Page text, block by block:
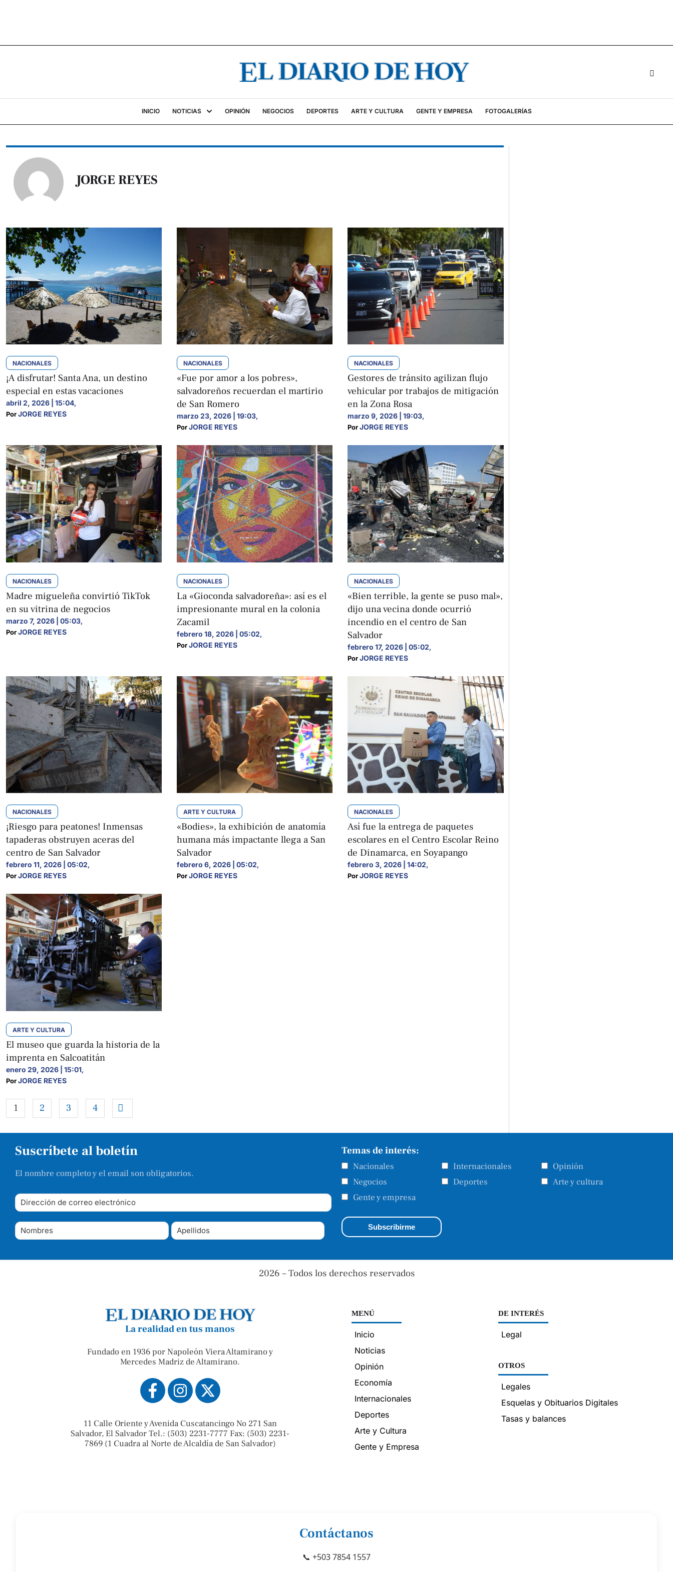
INICIO NOTICIAS OPINIÓN NEGOCIOS DEPORTES ARTE Y CULTURA GENTE Y EMPRESA FOTOGALERÍAS
JORGE REYES
NACIONALES
¡A disfrutar! Santa Ana, un destino
especial en estas vacaciones
abril 2, 2026 | 15:04,
Por JORGE REYES
NACIONALES
«Fue por amor a los pobres»,
salvadoreños recuerdan el martirio
de San Romero
marzo 23, 2026 | 19:03,
Por JORGE REYES
NACIONALES
Gestores de tránsito agilizan flujo
vehicular por trabajos de mitigación
en la Zona Rosa
marzo 9, 2026 | 19:03,
Por JORGE REYES
NACIONALES
Madre migueleña convirtió TikTok
en su vitrina de negocios
marzo 7, 2026 | 05:03,
Por JORGE REYES
NACIONALES
La «Gioconda salvadoreña»: así es el
impresionante mural en la colonia
Zacamil
febrero 18, 2026 | 05:02,
Por JORGE REYES
NACIONALES
«Bien terrible, la gente se puso mal»,
dijo una vecina donde ocurrió
incendio en el centro de San
Salvador
febrero 17, 2026 | 05:02,
Por JORGE REYES
NACIONALES
¡Riesgo para peatones! Inmensas
tapaderas obstruyen aceras del
centro de San Salvador
febrero 11, 2026 | 05:02,
Por JORGE REYES
ARTE Y CULTURA
«Bodies», la exhibición de anatomía
humana más impactante llega a San
Salvador
febrero 6, 2026 | 05:02,
Por JORGE REYES
NACIONALES
Así fue la entrega de paquetes
escolares en el Centro Escolar Reino
de Dinamarca, en Soyapango
febrero 3, 2026 | 14:02,
Por JORGE REYES
ARTE Y CULTURA
El museo que guarda la historia de la
imprenta en Salcoatitán
enero 29, 2026 | 15:01,
Por JORGE REYES
1 2 3 4
Suscríbete al boletín
El nombre completo y el email son obligatorios.
Temas de interés:
Nacionales Internacionales
Opinión
Negocios
Deportes
Arte y cultura
Gente y empresa
2026 – Todos los derechos reservados
La realidad en tus manos
Fundado en 1936 por Napoleón Viera Altamirano y
Mercedes Madriz de Altamirano.
11 Calle Oriente y Avenida Cuscatancingo No 271 San
Salvador, El Salvador Tel.: (503) 2231-7777 Fax: (503) 2231-
7869 (1 Cuadra al Norte de Alcaldía de San Salvador)
MENÚ
Inicio
Noticias
Opinión
Economía
Internacionales
Deportes
Arte y Cultura
Gente y Empresa
DE INTERÉS
Legal
OTROS
Legales
Esquelas y Obituarios Digitales
Tasas y balances
Contáctanos
📞 +503 7854 1557